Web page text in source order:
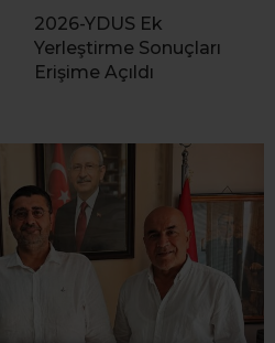
2026-YDUS Ek
Yerleştirme Sonuçları
Erişime Açıldı